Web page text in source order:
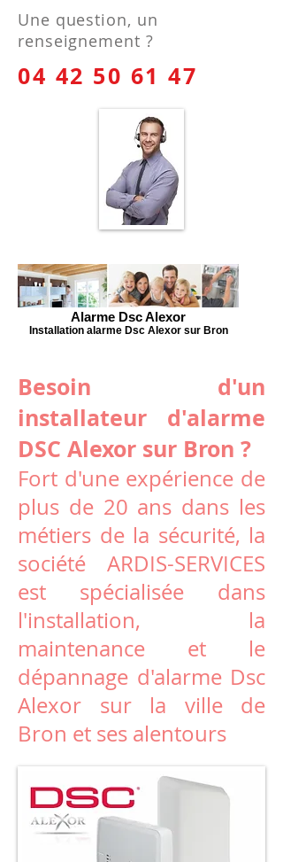
Alarme Dsc Alexor
Installation alarme Dsc Alexor sur Bron
Besoin d'un
installateur d'alarme
DSC Alexor sur Bron ?
Fort d'une expérience de
plus de 20 ans dans les
métiers de la sécurité, la
société ARDIS-SERVICES
est spécialisée dans
l'installation, la
maintenance et le
dépannage d'alarme Dsc
Alexor sur la ville de
Bron et ses alentours
Une question, un
renseignement ?
04 42 50 61 47